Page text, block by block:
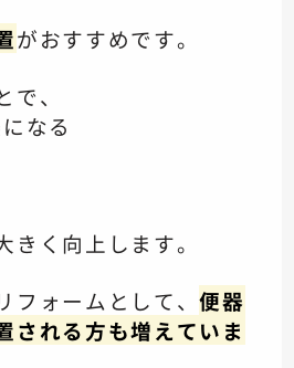
がおすすめです。
、
なる
きく向上します。
フォームとして、便器
される方も増えていま